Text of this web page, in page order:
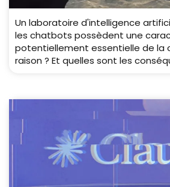
Un laboratoire d'intelligence
les chatbots possèdent une
potentiellement essentielle de la
raison ? Et quelles sont les